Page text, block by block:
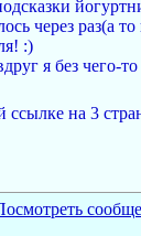
через раз(а
:)
я без чего-
на 3